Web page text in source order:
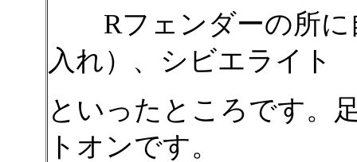
Rフェンダーの所に
入れ）、シビエライト
といったところです。
トオンです。